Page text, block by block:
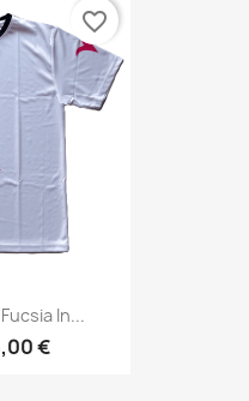
In...
€
favorite_border